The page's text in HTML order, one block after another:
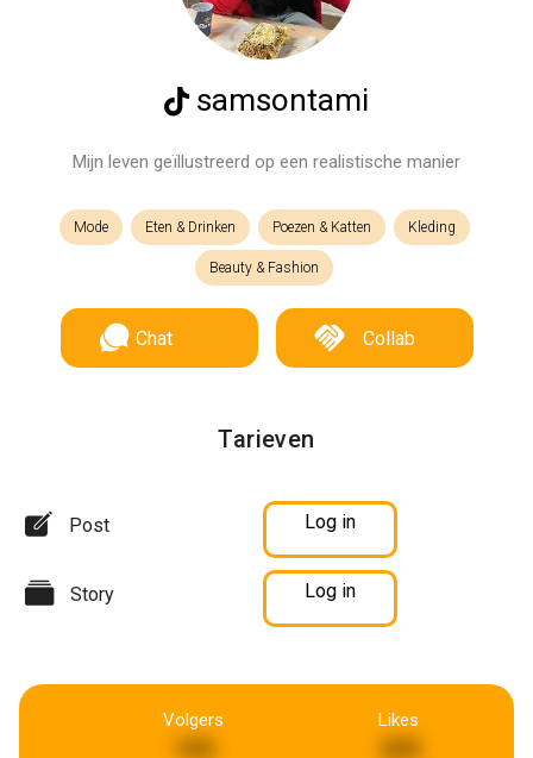
samsontami
Mijn leven geïllustreerd op een realistische manier
Mode Eten & Drinken Poezen & Katten Kleding
Beauty & Fashion
Chat Collab
Tarieven
Post Log in
Story Log in
Volgers Likes